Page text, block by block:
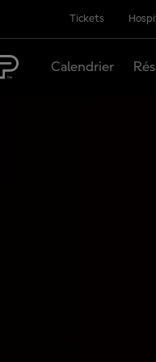
Tickets
Calendrier